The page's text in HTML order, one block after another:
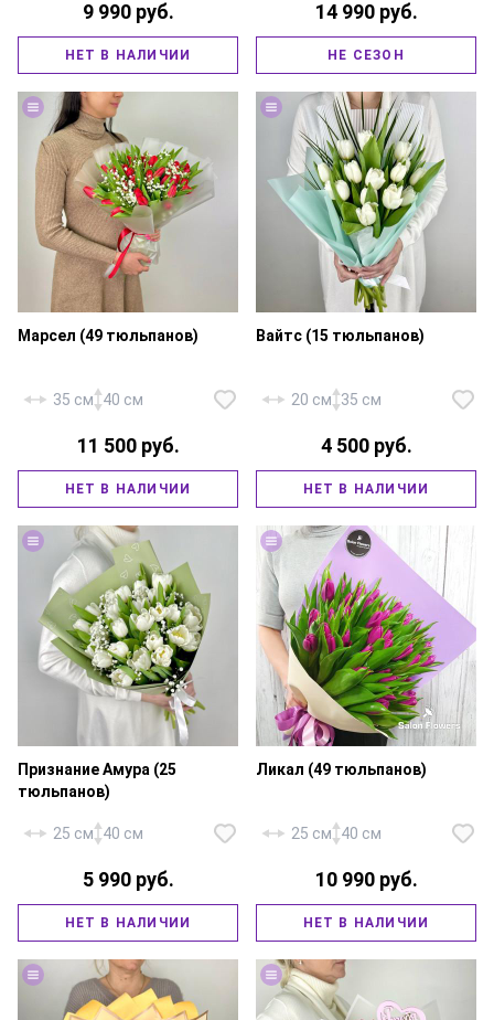
Роза пионовидная «Эквадор
белый — 20 шт., эвкалипт,
зелень, фирменная упаковка,
9 990 руб.
НЕТ В НАЛИЧИИ
фиолетовый — 49 шт.,
гипсофила — 4 шт., фирменная
14 990 руб.
НЕ СЕЗОН
Тюльпан красный — 49 шт.,
гипсофила — 2 шт., фирменная
Марсел (49 тюльпанов)
35 см 40 см
11 500 руб.
НЕТ В НАЛИЧИИ
Тюльпан белый — 15 шт.,
робелини — 1 шт., фирменная
Вайтс (15 тюльпанов)
20 см 35 см
4 500 руб.
НЕТ В НАЛИЧИИ
Тюльпан — 25 шт., гипсофила —
2 шт., фирменная упаковка,
Признание Амура (25
тюльпанов)
25 см 40 см
5 990 руб.
НЕТ В НАЛИЧИИ
Тюльпан сиреневый — 49 шт.,
фирменная упаковка, атласная
Ликал (49 тюльпанов)
25 см 40 см
10 990 руб.
НЕТ В НАЛИЧИИ